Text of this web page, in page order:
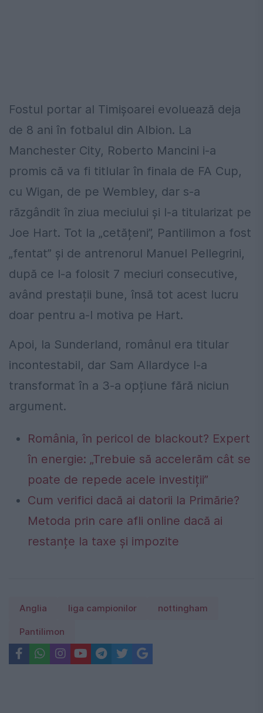
Fostul portar al Timișoarei evoluează deja
de 8 ani în fotbalul din Albion. La
Manchester City, Roberto Mancini i-a
promis că va fi titlular în finala de FA Cup,
cu Wigan, de pe Wembley, dar s-a
răzgândit în ziua meciului și l-a titularizat pe
Joe Hart. Tot la „cetățeni”, Pantilimon a fost
„fentat” și de antrenorul Manuel Pellegrini,
după ce l-a folosit 7 meciuri consecutive,
având prestații bune, însă tot acest lucru
doar pentru a-l motiva pe Hart.
Apoi, la Sunderland, românul era titular
incontestabil, dar Sam Allardyce l-a
transformat în a 3-a opțiune fără niciun
argument.
România, în pericol de blackout? Expert
în energie: „Trebuie să accelerăm cât se
poate de repede acele investiții”
Cum verifici dacă ai datorii la Primărie?
Metoda prin care afli online dacă ai
restanțe la taxe și impozite
Anglia liga campionilor nottingham
Pantilimon